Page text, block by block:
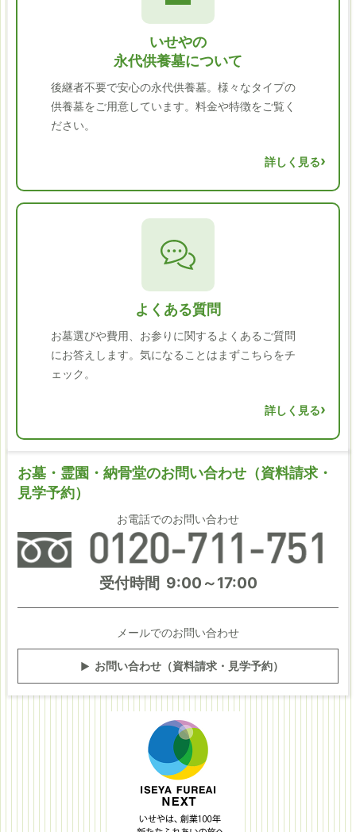
いせやの
永代供養墓について
後継者不要で安心の永代供養墓。様々なタイプの
供養墓をご用意しています。料金や特徴をご覧く
ださい。
詳しく見る
よくある質問
お墓選びや費用、お参りに関するよくあるご質問
にお答えします。気になることはまずこちらをチ
ェック。
詳しく見る
お墓・霊園・納骨堂のお問い合わせ （資料請求・
見学予約）
お電話でのお問い合わせ
受付時間 9:00～17:00
メールでのお問い合わせ
お問い合わせ （資料請求・見学予約）